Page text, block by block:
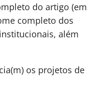
do artigo (em
completo dos
além
os projetos de